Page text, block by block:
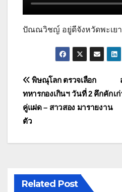
ปัณณวิชญ์ อยู่ดีจังหวัดพะเยา
แนะแนว
เรื่อง
เ
พิษณุโลก ตรวจเลือก
ทหารกองเกินฯ วันที่ 2 คึกคัก
คู่แฝด – สาวสอง มารายงาน
ตัว
Related Post